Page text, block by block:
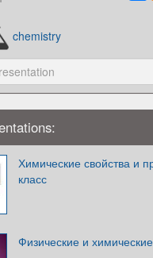
chemistry
Химические свойства и
класс
Физические и